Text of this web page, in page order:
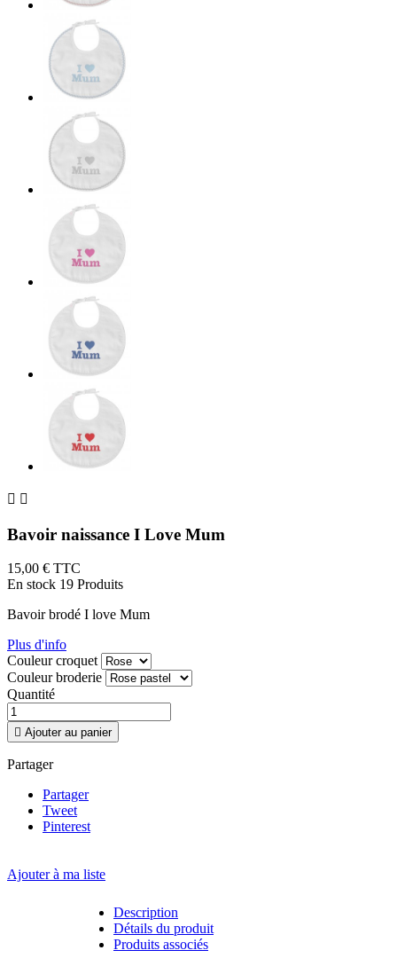
 
Bavoir naissance I Love Mum
15,00 € TTC
En stock 19 Produits
Bavoir brodé I love Mum
Plus d'info
Couleur croquet
Couleur broderie
Quantité
 Ajouter au panier
Partager
Partager
Tweet
Pinterest
Ajouter à ma liste
Description
Détails du produit
Produits associés